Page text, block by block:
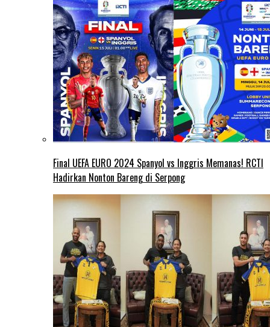
Final UEFA EURO 2024 Spanyol vs Inggris Memanas! RCTI
Hadirkan Nonton Bareng di Serpong